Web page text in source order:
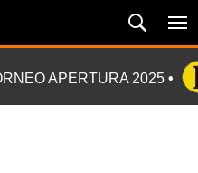
APERTURA 2025